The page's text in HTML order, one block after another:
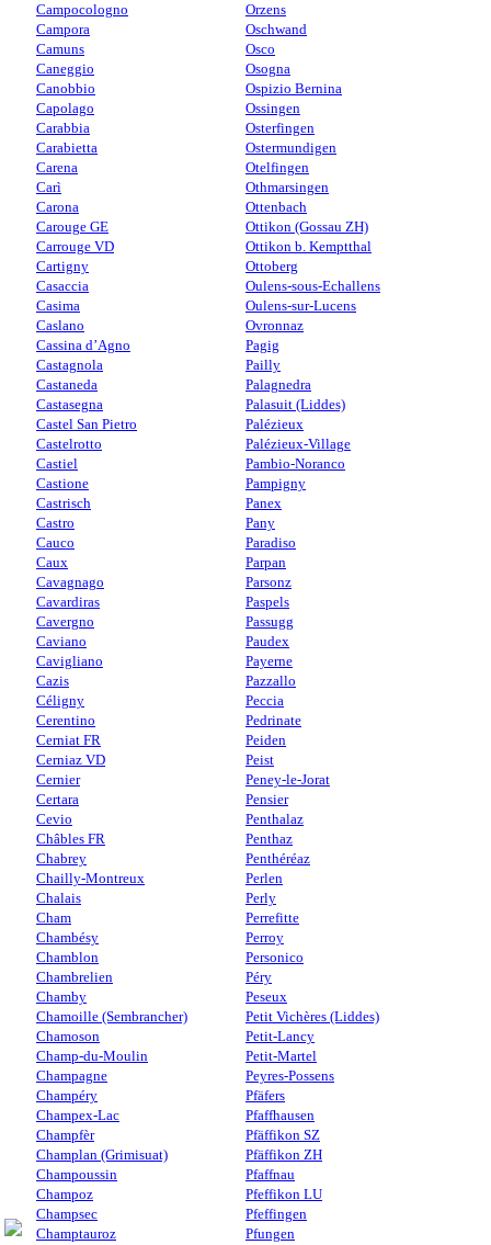
Campocologno
Campora
Camuns
Caneggio
Canobbio
Capolago
Carabbia
Carabietta
Carena
Carì
Carona
Carouge GE
Carrouge VD
Cartigny
Casaccia
Casima
Caslano
Cassina d’Agno
Castagnola
Castaneda
Castasegna
Castel San Pietro
Castelrotto
Castiel
Castione
Castrisch
Castro
Cauco
Caux
Cavagnago
Cavardiras
Cavergno
Caviano
Cavigliano
Cazis
Céligny
Cerentino
Cerniat FR
Cerniaz VD
Cernier
Certara
Cevio
Châbles FR
Chabrey
Chailly-Montreux
Chalais
Cham
Chambésy
Chamblon
Chambrelien
Chamby
Chamoille (Sembrancher)
Chamoson
Champ-du-Moulin
Champagne
Champéry
Champex-Lac
Champfèr
Champlan (Grimisuat)
Champoussin
Champoz
Champsec
Champtauroz
Orzens
Oschwand
Osco
Osogna
Ospizio Bernina
Ossingen
Osterfingen
Ostermundigen
Otelfingen
Othmarsingen
Ottenbach
Ottikon (Gossau ZH)
Ottikon b. Kemptthal
Ottoberg
Oulens-sous-Echallens
Oulens-sur-Lucens
Ovronnaz
Pagig
Pailly
Palagnedra
Palasuit (Liddes)
Palézieux
Palézieux-Village
Pambio-Noranco
Pampigny
Panex
Pany
Paradiso
Parpan
Parsonz
Paspels
Passugg
Paudex
Payerne
Pazzallo
Peccia
Pedrinate
Peiden
Peist
Peney-le-Jorat
Pensier
Penthalaz
Penthaz
Penthéréaz
Perlen
Perly
Perrefitte
Perroy
Personico
Péry
Peseux
Petit Vichères (Liddes)
Petit-Lancy
Petit-Martel
Peyres-Possens
Pfäfers
Pfaffhausen
Pfäffikon SZ
Pfäffikon ZH
Pfaffnau
Pfeffikon LU
Pfeffingen
Pfungen